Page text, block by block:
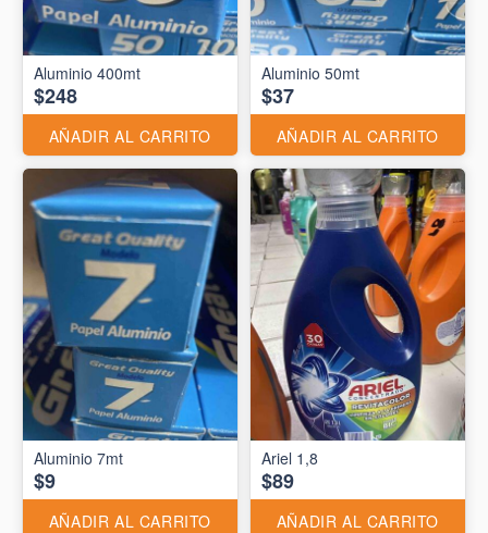
Aluminio 400mt
$248
AÑADIR AL CARRITO
Aluminio 50mt
$37
AÑADIR AL CARRITO
Aluminio 7mt
$9
AÑADIR AL CARRITO
Ariel 1,8
$89
AÑADIR AL CARRITO